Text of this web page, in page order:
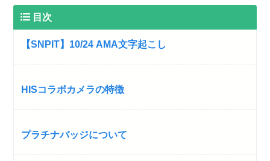
目次
【SNPIT】10/24 AMA文字起こし
HISコラボカメラの特徴
プラチナバッジについて